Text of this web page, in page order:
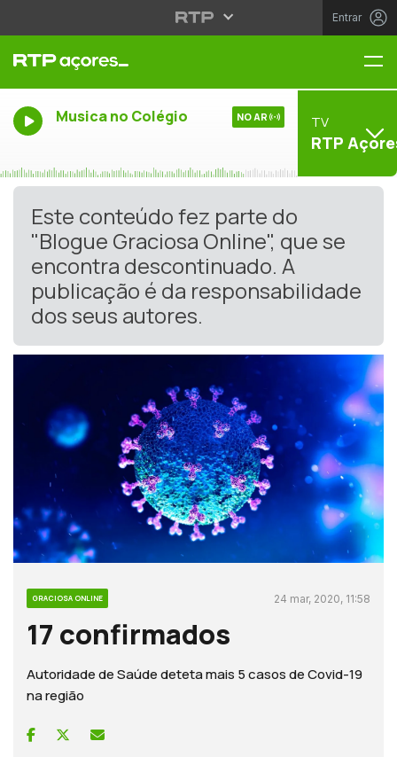
Entrar
Musica no Colégio NO AR TV
RTP
Este conteúdo fez parte do
"Blogue Graciosa Online", que se
encontra descontinuado. A
publicação é da responsabilidade
dos seus autores.
GRACIOSA ONLINE 24 mar, 2020, 11:58
17 confirmados
Autoridade de Saúde deteta mais 5 casos de Covid-19
na região